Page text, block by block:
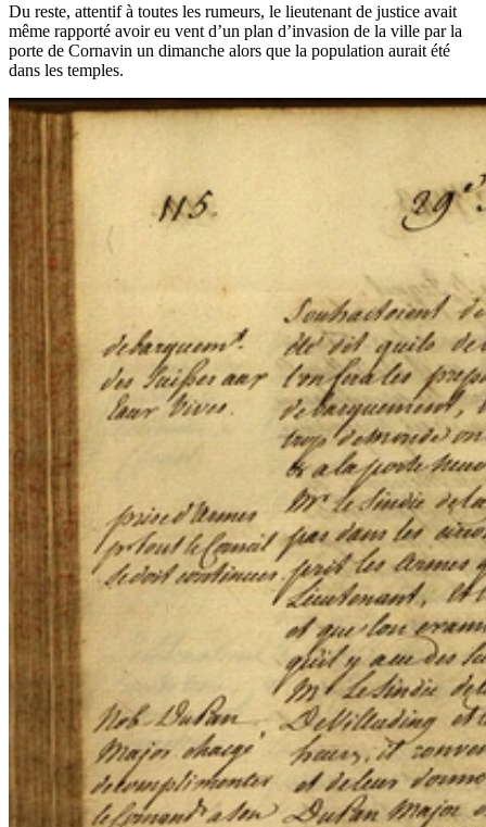
Du reste, attentif à toutes les rumeurs, le lieutenant de justice avait
même rapporté avoir eu vent d’un plan d’invasion de la ville par la
porte de Cornavin un dimanche alors que la population aurait été
dans les temples.